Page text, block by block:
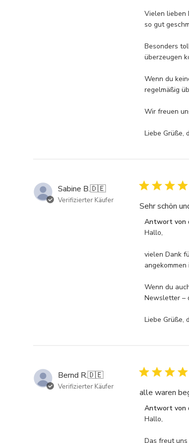
deine
Besitzers
zu
Bewertung
von
May
05
Vielen lieben
so gut
Besonders
überzeugen
Wenn du
regelmäßig
Wir freuen
Liebe Grüße,
Sabine B.🇩🇪
Verifizierter Käufer
Sehr schön
Kommentare
des
Besitzers
zu
Bewertung
von
May
Antwort von
Hallo,
vielen Dank
Wenn du
Newsletter –
Liebe Grüße,
Bernd R.🇩🇪
Verifizierter Käufer
alle waren
Kommentare
des
Besitzers
Antwort von
Hallo,
Das freut